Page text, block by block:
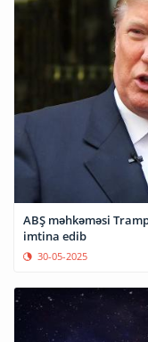
ABŞ məhkəməsi
imtina edib
30-05-2025